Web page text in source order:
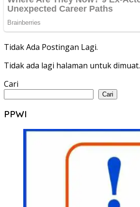
Tidak Ada Postingan Lagi.
Tidak ada lagi halaman untuk dimuat.
Cari
Cari
PPWI